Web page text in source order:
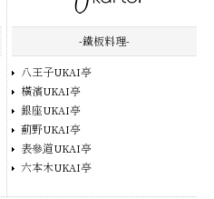
-鐵板料理-
八王子UKAI亭
橫濱UKAI亭
銀座UKAI亭
薊野UKAI亭
表參道UKAI亭
六本木UKAI亭